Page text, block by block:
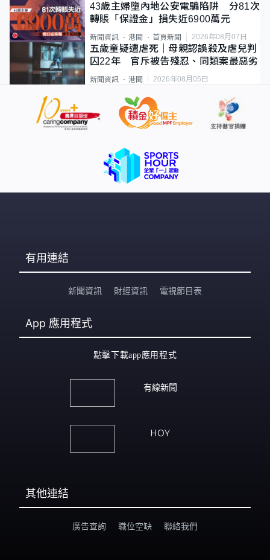
43歲主婦墮內地公安電騙陷阱 分81次
轉賬「保證金」損失近6900萬元
新聞資訊 港聞 首頁新聞 2026年08月07日
五歲童疑遭虐死｜母親認誤殺及虐兒判
囚22年 官斥被告殘忍、同類案最惡劣
新聞資訊 港聞 2026年08月05日
有用連結
新聞資訊 財經資訊 電視節目表
App 應用程式
點擊下載app應用程式
有線新聞
HOY
其他連結
廣告查詢 職位空缺 聯絡我們